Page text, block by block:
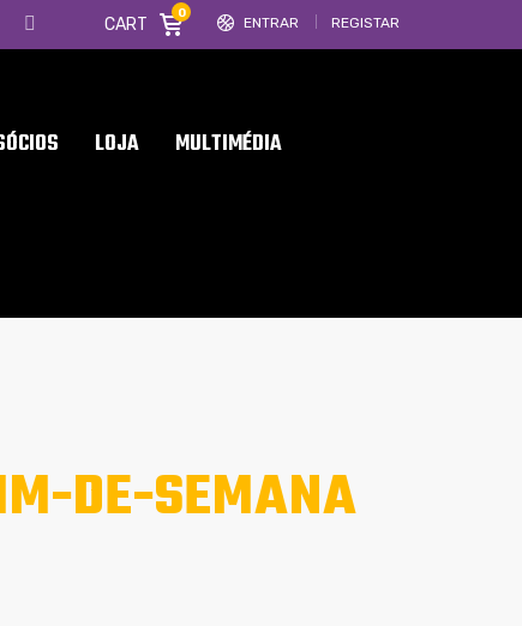
ENTRAR REGISTAR
CART
0
LOJA MULTIMÉDIA
DE-SEMANA